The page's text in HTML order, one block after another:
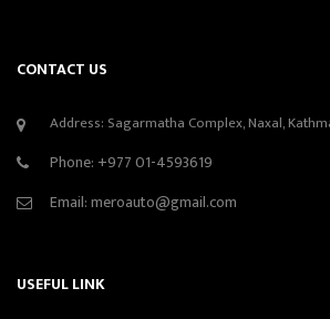
CONTACT US
Address: Sagarmatha Complex, Naxal,
Phone: +977 01-4593619
Email:meroauto@gmail.com
USEFUL LINK